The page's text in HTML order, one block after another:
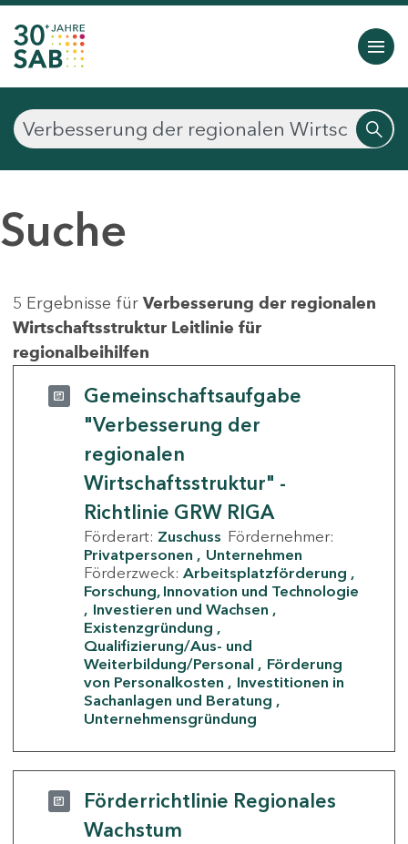
Suche
5 Ergebnisse für Verbesserung der regionalen
Wirtschaftsstruktur Leitlinie für
regionalbeihilfen
Gemeinschaftsaufgabe
"Verbesserung der
regionalen
Wirtschaftsstruktur" -
Richtlinie GRW RIGA
Förderart: Zuschuss Fördernehmer:
Privatpersonen
Unternehmen
Förderzweck: Arbeitsplatzförderung
Forschung, Innovation und Technologie
Investieren und Wachsen
Existenzgründung
Qualifizierung/Aus- und
Weiterbildung/Personal
Förderung
von Personalkosten
Investitionen in
Sachanlagen und Beratung
Unternehmensgründung
Förderrichtlinie Regionales
Wachstum